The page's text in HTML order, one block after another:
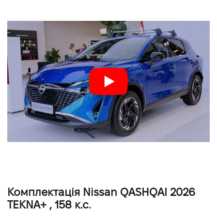
Комплектація Nissan QASHQAI 2026
TEKNA+ , 158 к.с.